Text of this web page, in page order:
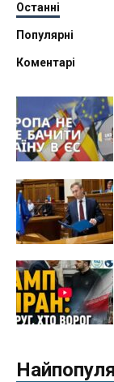
Останні
Популярні
Коментарі